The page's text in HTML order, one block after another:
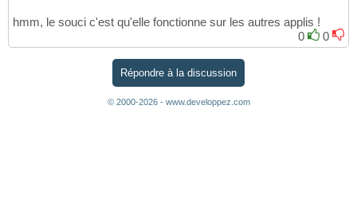
hmm, le souci c'est qu'elle fonctionne sur les autres applis !
0
0
Répondre à la discussion
© 2000-2026 - www.developpez.com